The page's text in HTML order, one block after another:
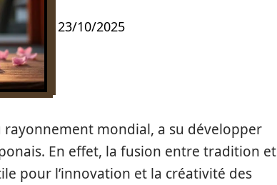
23/10/2025
rayonnement mondial, a su développer
En effet, la fusion entre tradition et
pour l’innovation et la créativité des